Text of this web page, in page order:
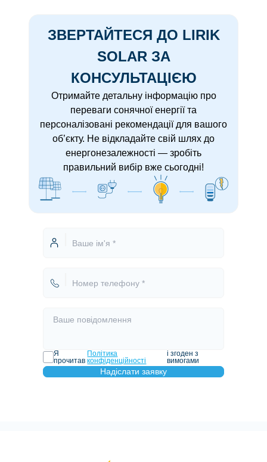
ЗВЕРТАЙТЕСЯ ДО LIRIK
SOLAR ЗА
КОНСУЛЬТАЦІЄЮ
Отримайте детальну інформацію про
переваги сонячної енергії та
персоналізовані рекомендації для вашого
об’єкту. Не відкладайте свій шлях до
енергонезалежності — зробіть
правильний вибір вже сьогодні!
Я
прочитав
Політика
конфіденційності
і згоден з
вимогами
Надіслати заявку